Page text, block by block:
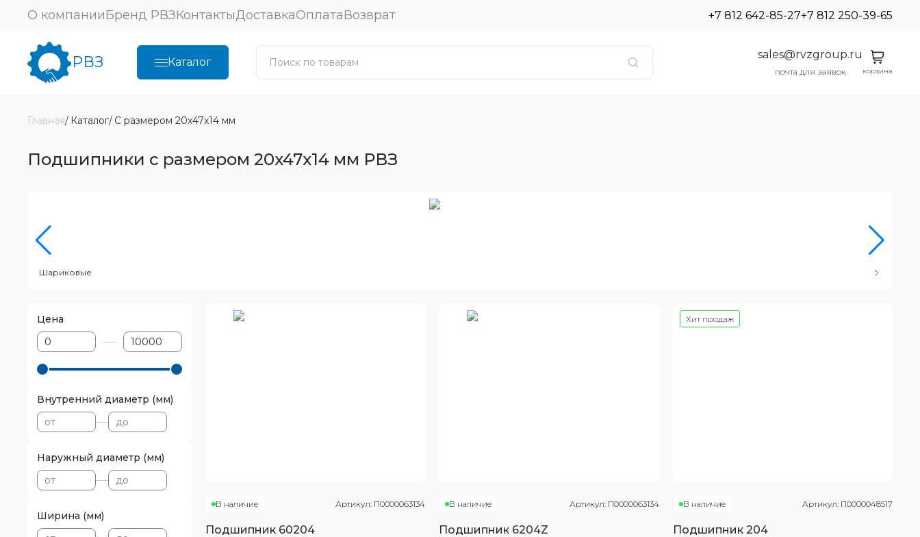
О компанииБренд РВЗКонтактыДоставкаОплатаВозврат +7 812 642-85-27+7 812 250-39-65
РВЗ Каталог
sales@rvzgroup.ru
почта для заявок корзина
Главная Каталог С размером 20x47x14 мм
Подшипники с размером 20x47x14 мм РВЗ
Шариковые
Цена
Внутренний диаметр (мм)
Наружный диаметр (мм)
Ширина (мм)
В наличие Артикул: П0000063134
Подшипник 60204
В наличие Артикул: П0000063134
Подшипник 6204Z
Хит продаж
В наличие Артикул: П0000048517
Подшипник 204